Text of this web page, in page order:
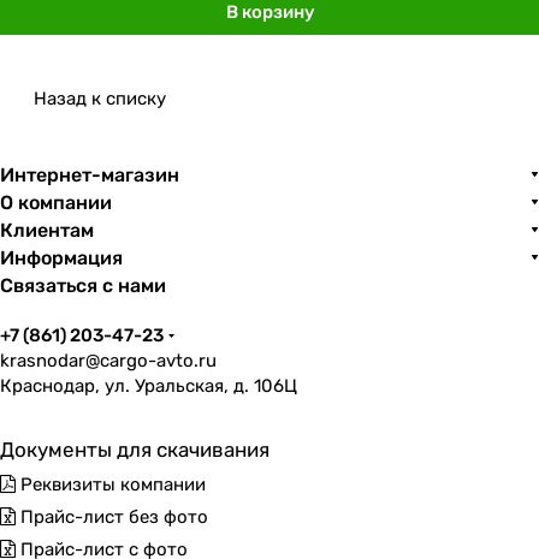
В корзину
Назад к списку
Интернет-магазин
О компании
Клиентам
Информация
Связаться с нами
+7 (861) 203-47-23
krasnodar@cargo-avto.ru
Краснодар, ул. Уральская, д. 106Ц
Документы для скачивания
Реквизиты компании
Прайс-лист без фото
Прайс-лист с фото